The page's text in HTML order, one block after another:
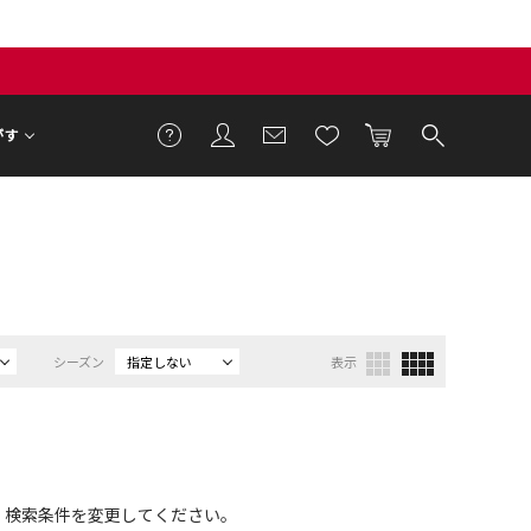
す
シーズン 指定しない 表示
索条件を変更してください。